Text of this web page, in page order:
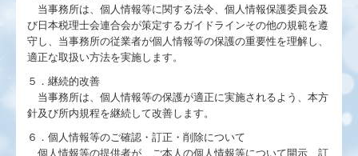
当事務所は、個人情報等に関する法令、個人情報保護委員会及
び日本税理士会連合会が策定するガイドラインその他の規範を遵
守し、当事務所の従業者が個人情報等の保護の重要性を理解し、
適正な取扱い方法を実施します。
５．継続的改善
当事務所は、個人情報等の保護が適正に実施されるよう、本方
針及び所内規程を継続して改善します。
６．個人情報等のご確認・訂正・削除について
個人情報等の提供者が、ご本人の個人情報等について開示、訂